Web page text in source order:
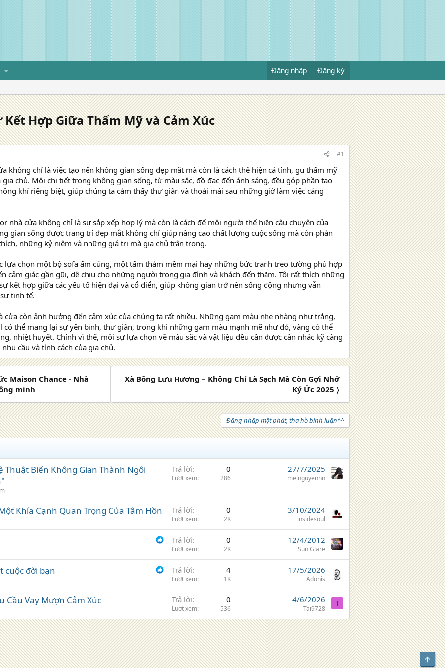
Đăng nhập Đăng ký
Hợp Giữa Thẩm Mỹ và Cảm Xúc
#1
không chỉ là việc tạo nên không gian sống đẹp mắt mà còn là cách thể hiện cá tính, gu thẩm mỹ
gia chủ. Mỗi chi tiết trong không gian sống, từ màu sắc, đồ đạc đến ánh sáng, đều góp phần tạo
khí riêng biệt, giúp chúng ta cảm thấy thư giãn và thoải mái sau những giờ làm việc căng
nhà cửa không chỉ là sự sắp xếp hợp lý mà còn là cách để mỗi người thể hiện câu chuyện của
gian sống được trang trí đẹp mắt không chỉ giúp nâng cao chất lượng cuộc sống mà còn phản
những kỷ niệm và những giá trị mà gia chủ trân trọng.
lựa chọn một bộ sofa ấm cúng, một tấm thảm mềm mại hay những bức tranh treo tường phù hợp
cảm giác gần gũi, dễ chịu cho những người trong gia đình và khách đến thăm. Tôi rất thích những
kết hợp giữa các yếu tố hiện đại và cổ điển, giúp không gian trở nên sống động nhưng vẫn
tinh tế.
cửa còn ảnh hưởng đến cảm xúc của chúng ta rất nhiều. Những gam màu nhẹ nhàng như trắng,
có thể mang lại sự yên bình, thư giãn, trong khi những gam màu mạnh mẽ như đỏ, vàng có thể
nhiệt huyết. Chính vì thế, mỗi sự lựa chọn về màu sắc và vật liệu đều cần được cân nhắc kỹ càng
cầu và tính cách của gia chủ.
Maison Chance - Nhà
minh
Xà Bông Lưu Hương – Không Chỉ Là Sạch Mà Còn Gợi Nhớ
Ký Ức 2025 〉
Đăng nhập một phát, tha hồ bình luận^^
Thuật Biến Không Gian Thành Ngôi
Trả lời 0
Lượt xem 286
27/7/2025
meinguyennn
Khía Cạnh Quan Trọng Của Tâm Hồn Trả lời 0
Lượt xem 2K
3/10/2024
insidesoul
Trả lời 0
Lượt xem 2K
12/4/2012
Sun Glare
cuộc đời bạn Trả lời 4
Lượt xem 1K
17/5/2026
Adonis
Cầu Vay Mượn Cảm Xúc Trả lời 0
Lượt xem 536
4/6/2026
Tai9728
T
Top